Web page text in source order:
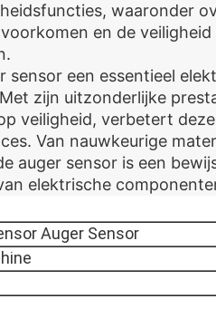
waaronder
en de
een essentieel
zijn uitzonderlijke
veiligheid, verbetert
Van nauwkeurige
auger sensor is een
elektrische
Auger Sensor